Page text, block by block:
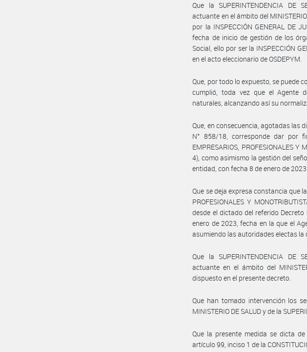
Que la SUPERINTENDENCIA DE
actuante en el ámbito del
por la INSPECCIÓN GENERAL DE
fecha de inicio de gestión de los
Social, ello por ser la INSPECCIÓN
en el acto eleccionario de OSDEPYM.
Que, por todo lo expuesto, se puede
cumplió, toda vez que el Agente
naturales, alcanzando así su
Que, en consecuencia, agotadas las
N° 858/18, corresponde dar por
EMPRESARIOS, PROFESIONALES Y
4), como asimismo la gestión del
entidad, con fecha 8 de enero de 2023.
Que se deja expresa constancia que
PROFESIONALES Y
desde el dictado del referido
enero de 2023, fecha en la que el
asumiendo las autoridades electas la
Que la SUPERINTENDENCIA DE
actuante en el ámbito del
dispuesto en el presente decreto.
Que han tomado intervención los
MINISTERIO DE SALUD y de la
Que la presente medida se dicta
artículo 99, inciso 1 de la